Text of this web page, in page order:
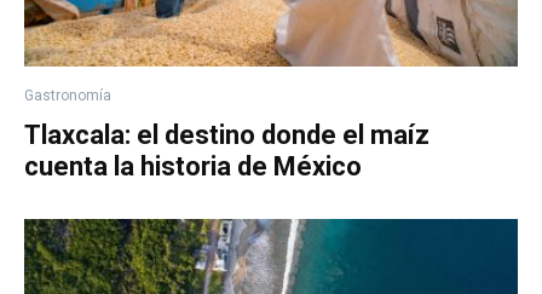
Gastronomía
Tlaxcala: el destino donde el maíz
cuenta la historia de México